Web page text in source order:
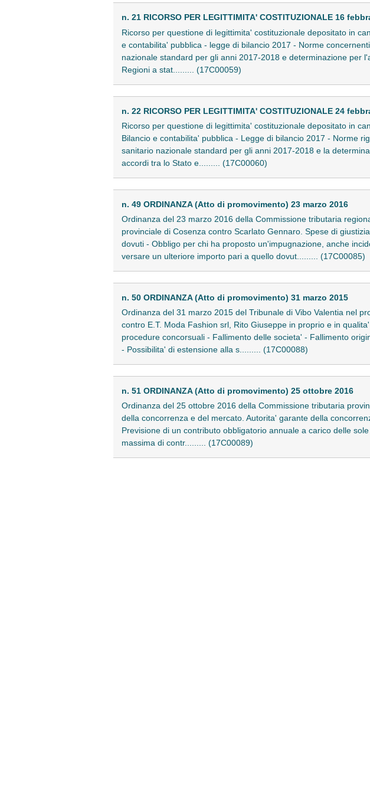
n. 21 RICORSO PER LEGITTIMITA' COSTITUZIONALE 16
Ricorso per questione di legittimita' costituzionale depositato in
e contabilita' pubblica - legge di bilancio 2017 - Norme
nazionale standard per gli anni 2017-2018 e determinazione per
Regioni a stat......... (17C00059)
n. 22 RICORSO PER LEGITTIMITA' COSTITUZIONALE 24
Ricorso per questione di legittimita' costituzionale depositato in
Bilancio e contabilita' pubblica - Legge di bilancio 2017 - Norme
sanitario nazionale standard per gli anni 2017-2018 e la
accordi tra lo Stato e......... (17C00060)
n. 49 ORDINANZA (Atto di promovimento) 23 marzo 2016
Ordinanza del 23 marzo 2016 della Commissione tributaria
provinciale di Cosenza contro Scarlato Gennaro. Spese di
dovuti - Obbligo per chi ha proposto un'impugnazione, anche
versare un ulteriore importo pari a quello dovut......... (17C00085)
n. 50 ORDINANZA (Atto di promovimento) 31 marzo 2015
Ordinanza del 31 marzo 2015 del Tribunale di Vibo Valentia nel
contro E.T. Moda Fashion srl, Rito Giuseppe in proprio e in
procedure concorsuali - Fallimento delle societa' - Fallimento
- Possibilita' di estensione alla s......... (17C00088)
n. 51 ORDINANZA (Atto di promovimento) 25 ottobre 2016
Ordinanza del 25 ottobre 2016 della Commissione tributaria
della concorrenza e del mercato. Autorita' garante della
Previsione di un contributo obbligatorio annuale a carico delle
massima di contr......... (17C00089)